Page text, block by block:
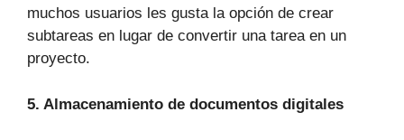
muchos usuarios les gusta la opción de crear
subtareas en lugar de convertir una tarea en un
proyecto.
5. Almacenamiento de documentos digitales